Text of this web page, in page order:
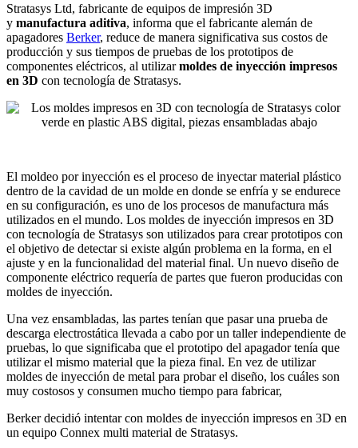
Stratasys Ltd, fabricante de equipos de impresión 3D
y manufactura aditiva, informa que el fabricante alemán de
apagadores Berker, reduce de manera significativa sus costos de
producción y sus tiempos de pruebas de los prototipos de
componentes eléctricos, al utilizarmoldes de inyección impresos
en 3D con tecnología de Stratasys.
El moldeo por inyección es el proceso de inyectar material plástico
dentro de la cavidad de un molde en donde se enfría y se endurece
en su configuración, es uno de los procesos de manufactura más
utilizados en el mundo. Los moldes de inyección impresos en 3D
con tecnología de Stratasys son utilizados para crear prototipos con
el objetivo de detectar si existe algún problema en la forma, en el
ajuste y en la funcionalidad del material final. Un nuevo diseño de
componente eléctrico requería de partes que fueron producidas con
moldes de inyección.
Una vez ensambladas, las partes tenían que pasar una prueba de
descarga electrostática llevada a cabo por un taller independiente de
pruebas, lo que significaba que el prototipo del apagador tenía que
utilizar el mismo material que la pieza final. En vez de utilizar
moldes de inyección de metal para probar el diseño, los cuáles son
muy costosos y consumen mucho tiempo para fabricar,
Berker decidió intentar con moldes de inyección impresos en 3D en
un equipo Connex multi material de Stratasys.